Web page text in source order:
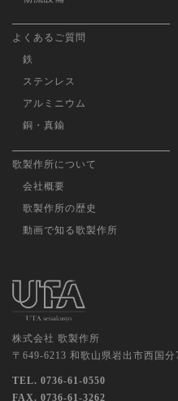
よくあるご質問
鉄
ステンレス
アルミニウム
銅・真鍮
歌製作所について
会社概要
歌製作所の歴史
動画で知る歌製作所
株式会社 歌製作所
〒649-6213 和歌山県岩出市西国分
TEL. 0736-61-0550
FAX. 0736-61-3262